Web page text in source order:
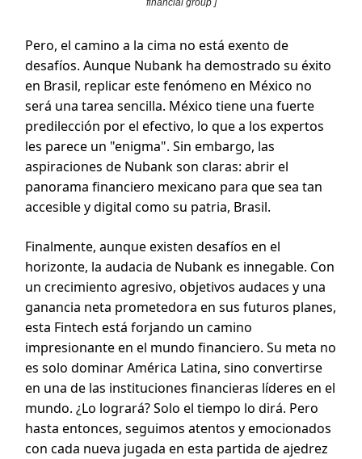
financial group ]
Pero, el camino a la cima no está exento de
desafíos. Aunque Nubank ha demostrado su éxito
en Brasil, replicar este fenómeno en México no
será una tarea sencilla. México tiene una fuerte
predilección por el efectivo, lo que a los expertos
les parece un "enigma". Sin embargo, las
aspiraciones de Nubank son claras: abrir el
panorama financiero mexicano para que sea tan
accesible y digital como su patria, Brasil.
Finalmente, aunque existen desafíos en el
horizonte, la audacia de Nubank es innegable. Con
un crecimiento agresivo, objetivos audaces y una
ganancia neta prometedora en sus futuros planes,
esta Fintech está forjando un camino
impresionante en el mundo financiero. Su meta no
es solo dominar América Latina, sino convertirse
en una de las instituciones financieras líderes en el
mundo. ¿Lo logrará? Solo el tiempo lo dirá. Pero
hasta entonces, seguimos atentos y emocionados
con cada nueva jugada en esta partida de ajedrez